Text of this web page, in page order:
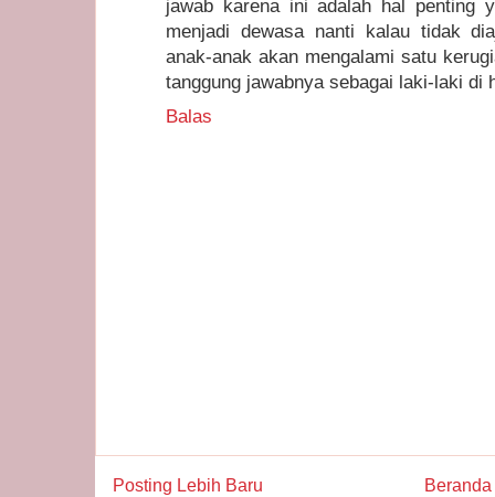
jawab karena ini adalah hal penting
menjadi dewasa nanti kalau tidak
anak-anak akan mengalami satu
tanggung jawabnya sebagai laki-laki di
Balas
Posting Lebih Baru Beranda